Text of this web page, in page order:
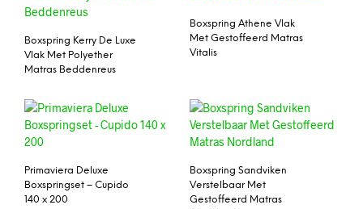
Boxspring Kerry De Luxe
Vlak Met Polyether
Matras Beddenreus
Boxspring Athene Vlak
Met Gestoffeerd Matras
Vitalis
Primaviera Deluxe
Boxspringset – Cupido
140 x 200
Boxspring Sandviken
Verstelbaar Met
Gestoffeerd Matras